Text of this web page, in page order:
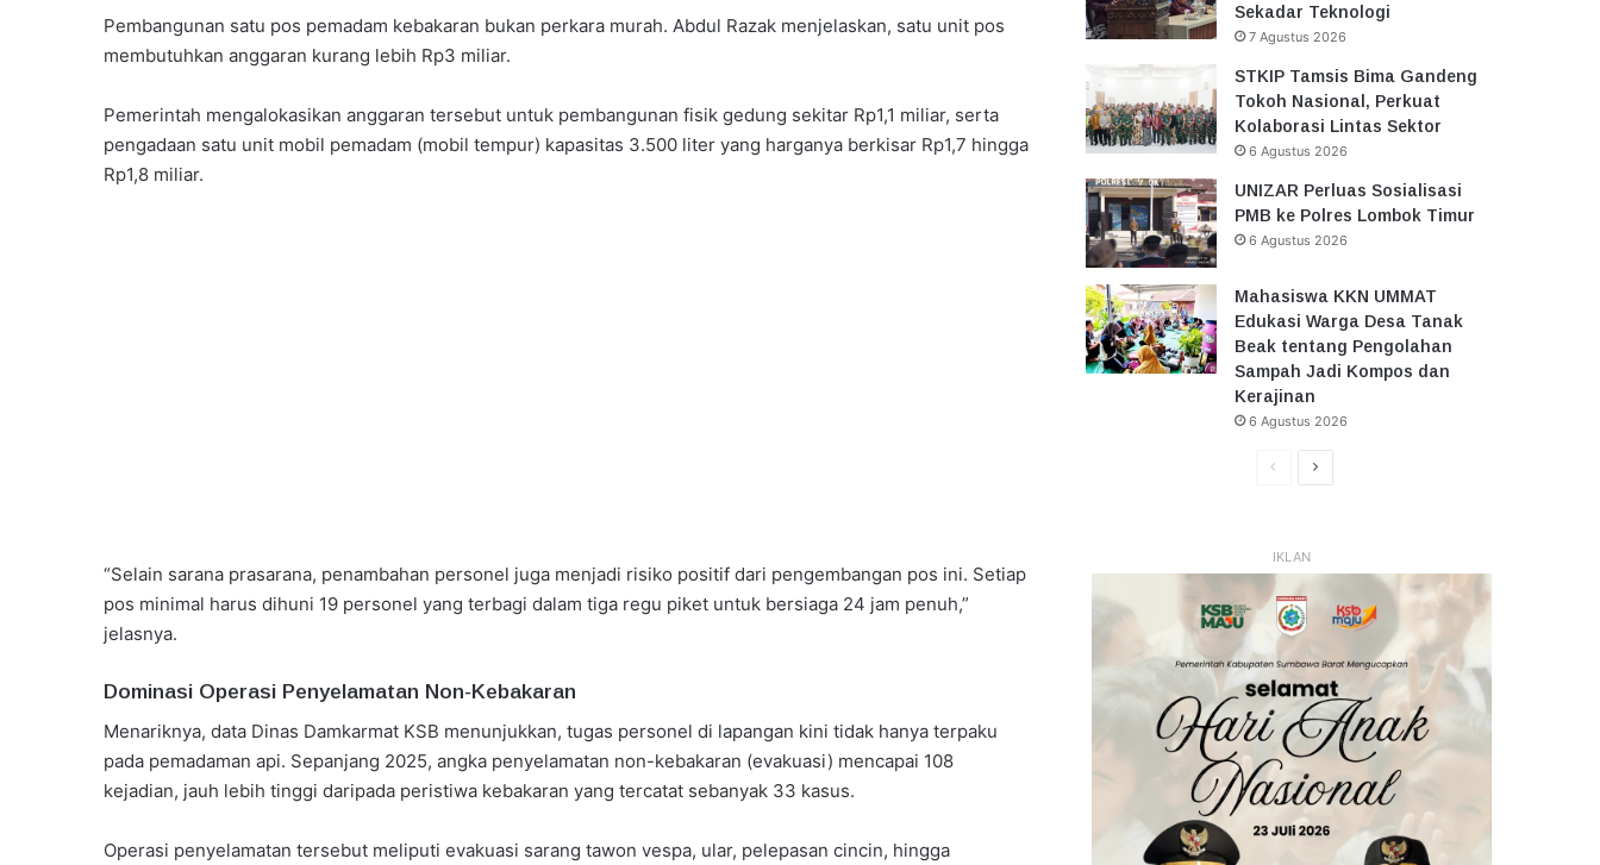
Pembangunan satu pos pemadam kebakaran bukan perkara murah. Abdul Razak menjelaskan, satu unit pos
membutuhkan anggaran kurang lebih Rp3 miliar.
Pemerintah mengalokasikan anggaran tersebut untuk pembangunan fisik gedung sekitar Rp1,1 miliar, serta
pengadaan satu unit mobil pemadam (mobil tempur) kapasitas 3.500 liter yang harganya berkisar Rp1,7 hingga
Rp1,8 miliar.
“Selain sarana prasarana, penambahan personel juga menjadi risiko positif dari pengembangan pos ini. Setiap
pos minimal harus dihuni 19 personel yang terbagi dalam tiga regu piket untuk bersiaga 24 jam penuh,”
jelasnya.
Dominasi Operasi Penyelamatan Non-Kebakaran
Menariknya, data Dinas Damkarmat KSB menunjukkan, tugas personel di lapangan kini tidak hanya terpaku
pada pemadaman api. Sepanjang 2025, angka penyelamatan non-kebakaran (evakuasi) mencapai 108
kejadian, jauh lebih tinggi daripada peristiwa kebakaran yang tercatat sebanyak 33 kasus.
Operasi penyelamatan tersebut meliputi evakuasi sarang tawon vespa, ular, pelepasan cincin, hingga
Sekadar Teknologi
7 Agustus 2026
STKIP Tamsis Bima Gandeng
Tokoh Nasional, Perkuat
Kolaborasi Lintas Sektor
6 Agustus 2026
UNIZAR Perluas Sosialisasi
PMB ke Polres Lombok Timur
6 Agustus 2026
Mahasiswa KKN UMMAT
Edukasi Warga Desa Tanak
Beak tentang Pengolahan
Sampah Jadi Kompos dan
Kerajinan
6 Agustus 2026
HalamanHalaman
IKLAN